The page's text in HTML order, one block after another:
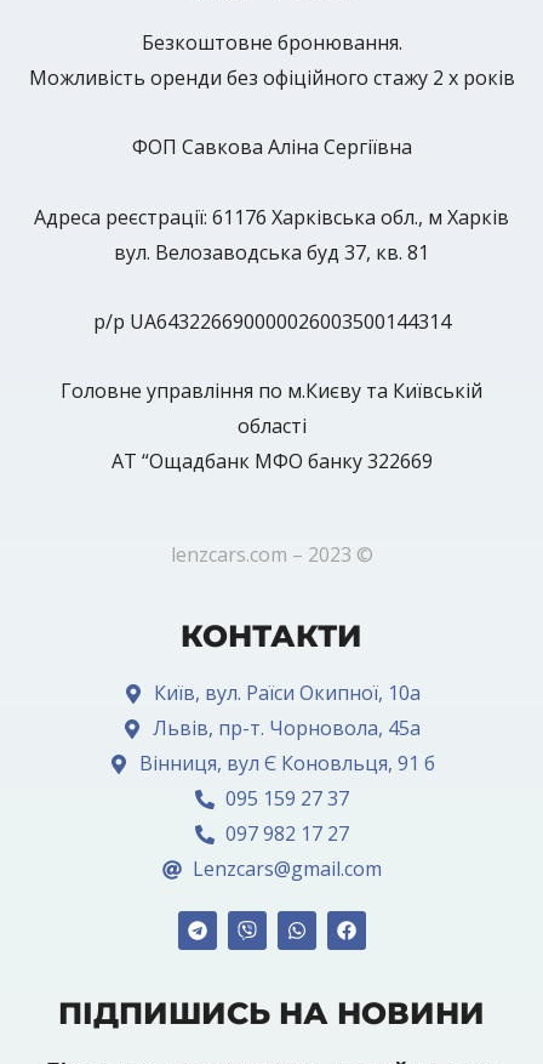
Безкоштовне бронювання.
Можливість оренди без офіційного стажу 2 х років
ФОП Савкова Аліна Сергіївна
Адреса реєстрації: 61176 Харківська обл., м Харків
вул. Велозаводська буд 37, кв. 81
р/р UA643226690000026003500144314
Головне управління по м.Києву та Київській
області
АТ “Ощадбанк МФО банку 322669
lenzcars.com – 2023 ©
КОНТАКТИ
Київ, вул. Раїси Окипної, 10а
Львів, пр-т. Чорновола, 45а
Вінниця, вул Є Коновльця, 91 б
095 159 27 37
097 982 17 27
Lenzcars@gmail.com
ПІДПИШИСЬ НА НОВИНИ